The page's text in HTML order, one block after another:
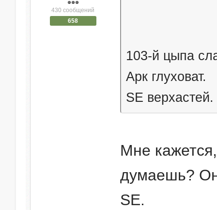
430 сообщений
658
103-й цыпа
Арк глуховат.
SE верхастей.
Мне
думаешь?
SE.